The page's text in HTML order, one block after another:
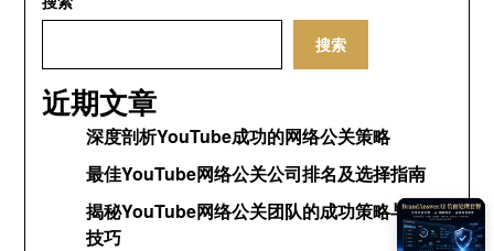
搜索
近期文章
深度剖析YouTube成功的网络公关策略
最佳YouTube网络公关公司排名及选择指南
揭秘YouTube网络公关团队的成功策略与运营
技巧